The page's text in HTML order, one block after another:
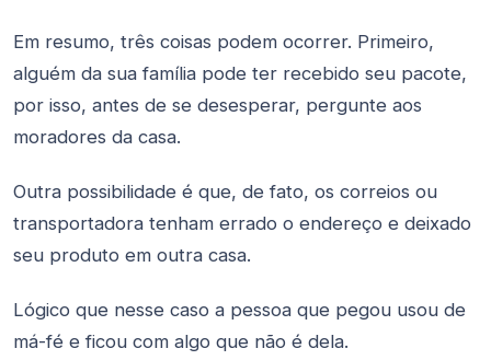
Em resumo, três coisas podem ocorrer. Primeiro,
alguém da sua família pode ter recebido seu pacote,
por isso, antes de se desesperar, pergunte aos
moradores da casa.
Outra possibilidade é que, de fato, os correios ou
transportadora tenham errado o endereço e deixado
seu produto em outra casa.
Lógico que nesse caso a pessoa que pegou usou de
má-fé e ficou com algo que não é dela.